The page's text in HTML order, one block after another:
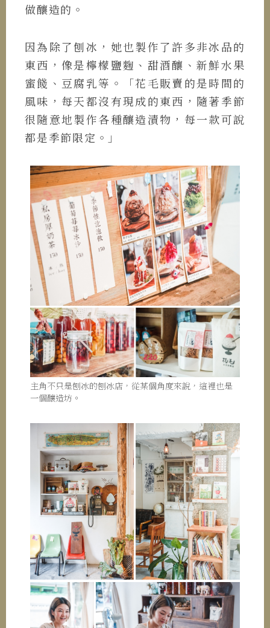
做釀造的。
因為除了刨冰，她也製作了許多非冰品的
東西，像是檸檬鹽麴、甜酒釀、新鮮水果
蜜餞、豆腐乳等。「花毛販賣的是時間的
風味，每天都沒有現成的東西，隨著季節
很隨意地製作各種釀造漬物，每一款可說
都是季節限定。」
主角不只是刨冰的刨冰店，從某個角度來說，這裡也是
一個釀造坊。